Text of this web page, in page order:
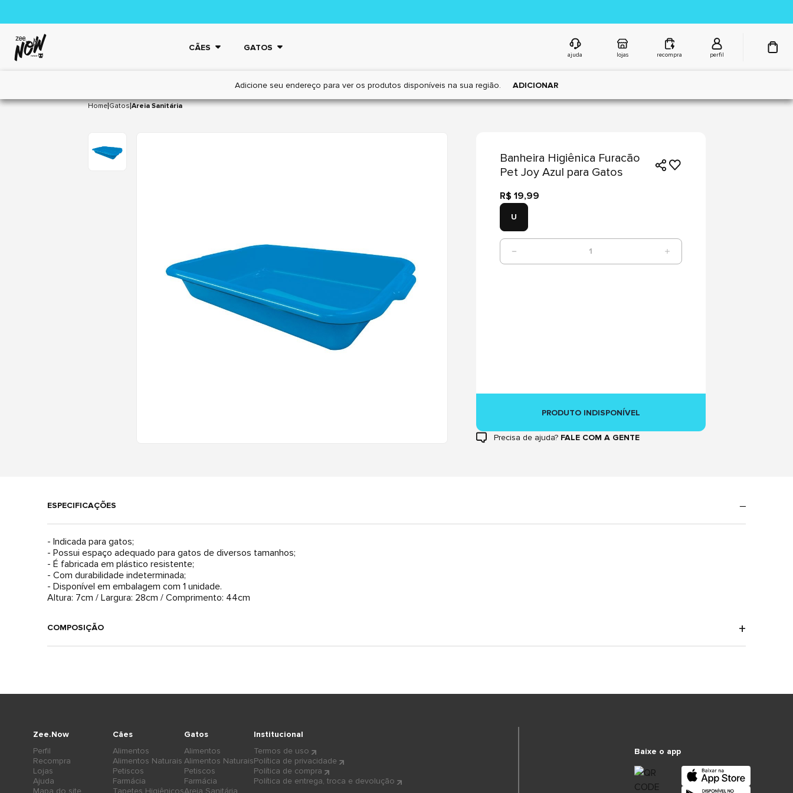
CÃES GATOS
ajuda lojas recompra perfil
Adicione seu endereço para ver os produtos disponíveis na sua região. ADICIONAR
Home|Gatos|Areia Sanitária
Banheira Higiênica Furacão
Pet Joy Azul para Gatos
R$ 19,99
U
1
PRODUTO INDISPONÍVEL
Precisa de ajuda? FALE COM A GENTE
ESPECIFICAÇÕES
- Indicada para gatos;
- Possui espaço adequado para gatos de diversos tamanhos;
- É fabricada em plástico resistente;
- Com durabilidade indeterminada;
- Disponível em embalagem com 1 unidade.
Altura: 7cm / Largura: 28cm / Comprimento: 44cm
COMPOSIÇÃO
Cães
Alimentos
Alimentos Naturais
Petiscos
Farmácia
Tapetes Higiênicos
Gatos
Alimentos
Alimentos Naturais
Petiscos
Farmácia
Areia Sanitária
Zee.Now
Perfil
Recompra
Lojas
Ajuda
Mapa do site
Institucional
Termos de uso
Política de privacidade
Política de compra
Política de entrega, troca e devolução
Baixe o app